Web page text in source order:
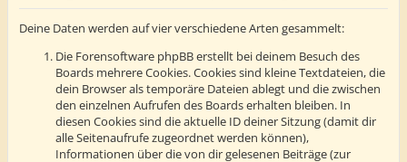
Deine Daten werden auf vier verschiedene Arten gesammelt:
Die Forensoftware phpBB erstellt bei deinem Besuch des
Boards mehrere Cookies. Cookies sind kleine Textdateien, die
dein Browser als temporäre Dateien ablegt und die zwischen
den einzelnen Aufrufen des Boards erhalten bleiben. In
diesen Cookies sind die aktuelle ID deiner Sitzung (damit dir
alle Seitenaufrufe zugeordnet werden können),
Informationen über die von dir gelesenen Beiträge (zur